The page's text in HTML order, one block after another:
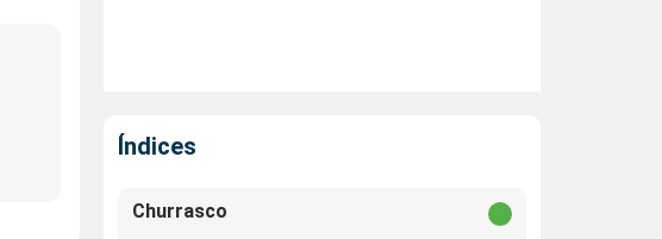
Índices
Churrasco